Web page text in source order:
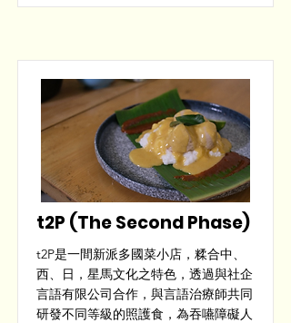
t2P (The Second Phase)
t2P是一間新派多國菜小店，糅合中、
西、日，星馬文化之特色，透過與社企
言語有限公司合作，與言語治療師共同
研發不同等級的照護食，為吞嚥障礙人